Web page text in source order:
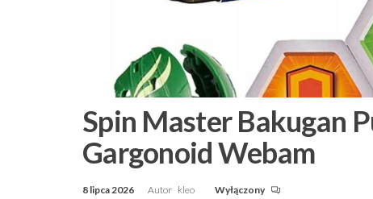
Spin Master Bakugan
Gargonoid Webam
8 lipca 2026 Autor kleo Wyłączony